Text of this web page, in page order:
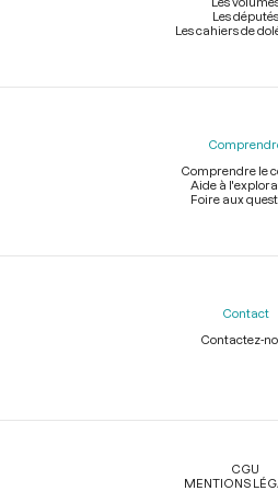
Les députés
Les cahiers de
Comprendre le
Aide à
Foire aux
Contact
Contactez-
Légal
CGU
MENTIONS